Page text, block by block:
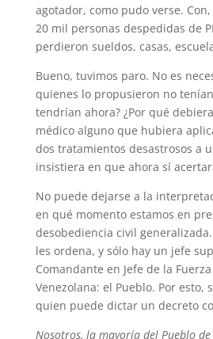
agotador, como pudo verse.
20 mil personas despedidas de
perdieron sueldos, casas,
Bueno, tuvimos paro. No es
quienes lo propusieron no
tendrían ahora? ¿Por qué
médico alguno que hubiera
dos tratamientos desastrosos a
insistiera en que ahora sí
No puede dejarse a la
en qué momento estamos en
desobediencia civil
les ordena, y sólo hay un jefe
Comandante en Jefe de la
Venezolana: el Pueblo. Por esto,
quien puede dictar un decreto
Nosotros, la mayoría del Pueblo de